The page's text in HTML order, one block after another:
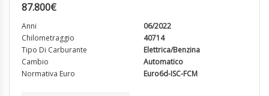
87.800€
Anni
06/2022
Chilometraggio
40714
Tipo Di Carburante
Elettrica/Benzina
Cambio
Automatico
Normativa Euro
Euro6d-ISC-FCM